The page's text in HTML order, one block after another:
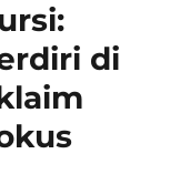
di